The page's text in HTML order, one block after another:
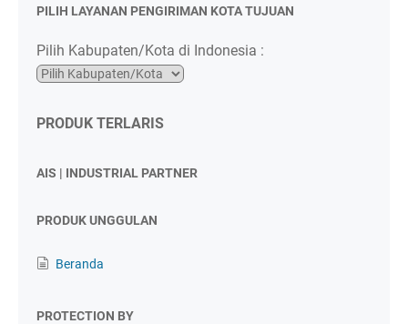
PILIH LAYANAN PENGIRIMAN KOTA TUJUAN
Pilih Kabupaten/Kota di Indonesia :
PRODUK TERLARIS
AIS | INDUSTRIAL PARTNER
PRODUK UNGGULAN
Beranda
PROTECTION BY